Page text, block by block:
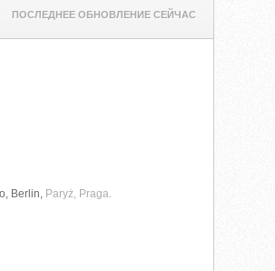
ПОСЛЕДНЕЕ ОБНОВЛЕНИЕ СЕЙЧАС
Berlin, Paryż, Praga.